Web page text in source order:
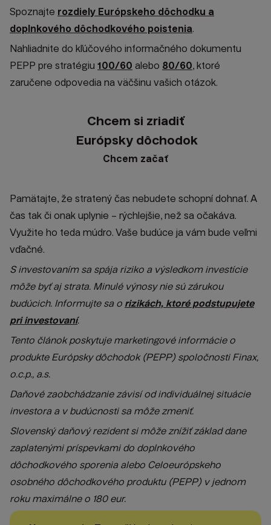
Spoznajte rozdiely Európskeho dôchodku a
doplnkového dôchodkového poistenia.
Nahliadnite do kľúčového informačného dokumentu
PEPP pre stratégiu 100/60 alebo 80/60, ktoré
zaručene odpovedia na väčšinu vašich otázok.
Chcem si zriadiť
Európsky dôchodok
Chcem začať
Pamätajte, že stratený čas nebudete schopní dohnať. A
čas tak či onak uplynie – rýchlejšie, než sa očakáva.
Využite ho teda múdro. Vaše budúce ja vám bude veľmi
vďačné.
S investovaním sa spája riziko a výsledkom investície
môže byť aj strata. Minulé výnosy nie sú zárukou
budúcich. Informujte sa o rizikách, ktoré podstupujete
pri investovaní.
Tento článok poskytuje marketingové informácie o
produkte Európsky dôchodok (PEPP) spoločnosti Finax,
o.c.p., a.s.
Daňové zaobchádzanie závisí od individuálnej situácie
investora a v budúcnosti sa môže zmeniť.
Slovenský daňový rezident si môže znížiť základ dane
zaplatenými príspevkami do doplnkového
dôchodkového sporenia alebo Celoeurópskeho
osobného dôchodkového produktu (PEPP) v jednom
roku maximálne o 180 eur.